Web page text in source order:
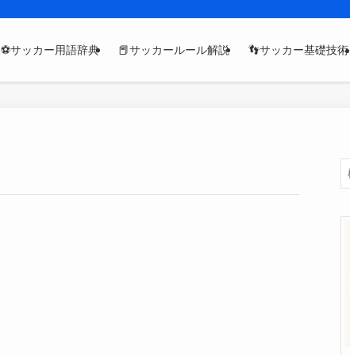
⚽サッカー用語辞典 📕サッカールール解説 👣サッカー基礎技術